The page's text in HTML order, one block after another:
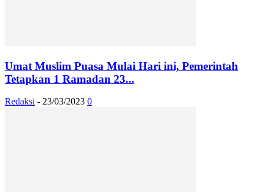
Umat Muslim Puasa Mulai Hari ini, Pemerintah
Tetapkan 1 Ramadan 23...
Redaksi - 23/03/2023 0